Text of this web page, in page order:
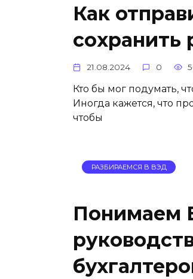
Как
сохранить
21.08.2024 0
Кто бы мог подумать,
Иногда кажется, что
чтобы
РАЗБИРАЕМСЯ В ВЭД
Понимаем